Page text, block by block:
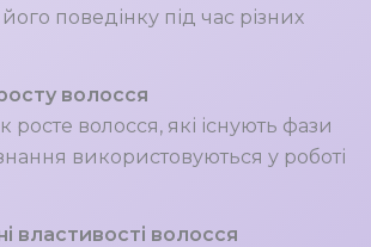
поведінку під час різних
волосся
росте волосся, які існують фази
використовуються у роботі
властивості волосся